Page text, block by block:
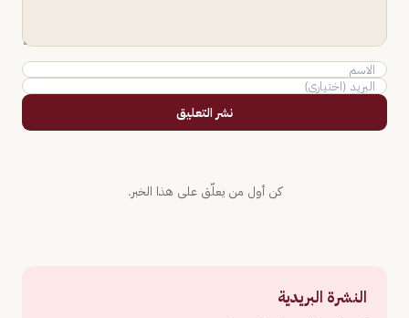
نشر التعليق
كن أول من يعلّق على هذا الخبر.
النشرة البريدية